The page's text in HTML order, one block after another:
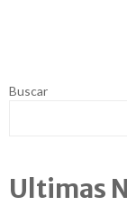
Buscar
Ultimas